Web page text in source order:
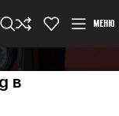
МЕНЮ
в